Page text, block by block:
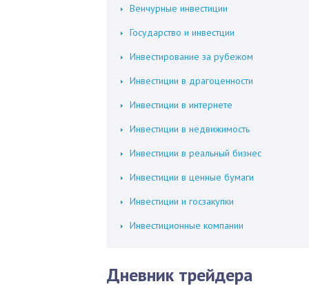
Венчурные инвестиции
Государство и инвестции
Инвестирование за рубежом
Инвестиции в драгоценности
Инвестиции в интернете
Инвестиции в недвижимость
Инвестиции в реальный бизнес
Инвестиции в ценные бумаги
Инвестиции и госзакупки
Инвестиционные компании
Дневник трейдера